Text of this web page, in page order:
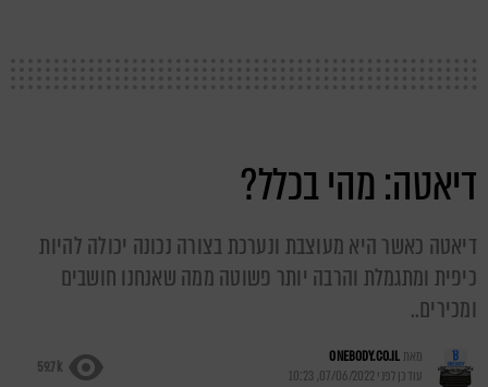
דיאטה: מהי בכלל?
דיאטה כאשר היא מעוצבת ונערכת בצורה נכונה יכולה להיות
כיפית ומתגמלת והרבה יותר פשוטה ממה שאנחנו חושבים
ומכירים..
מאתONEBODY.CO.IL
עודכן לפני07/06/2022, 10:23
59.7k